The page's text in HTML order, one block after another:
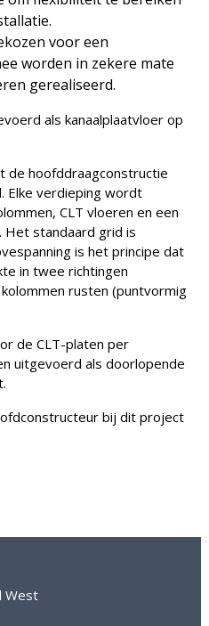
voor een
worden in zekere mate
gerealiseerd.
als kanaalplaatvloer op
de hoofddraagconstructie
Elke verdieping wordt
CLT vloeren en een
Het standaard grid is
is het principe dat
in twee richtingen
rusten (puntvormig
de CLT-platen per
uitgevoerd als doorlopende
bij dit project
West